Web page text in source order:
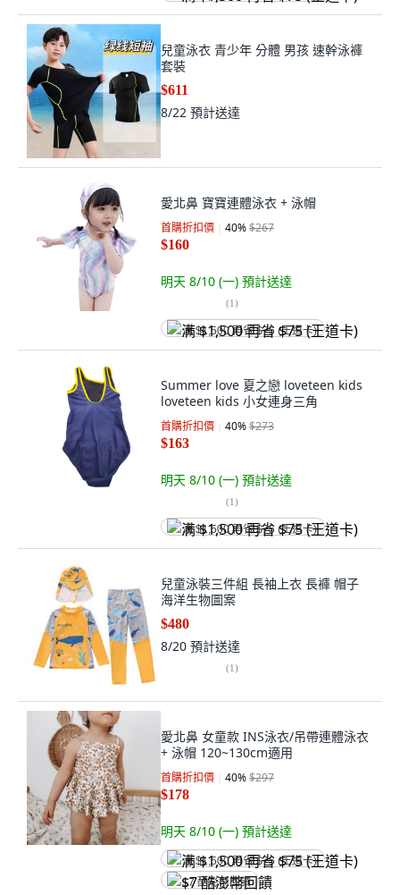
兒童泳衣 青少年 分體 男孩 速幹泳褲
套裝
$611
8/22 預計送達
愛北鼻 寶寶連體泳衣 + 泳帽
首購折扣價 40%$267
$160
明天 8/10 (一) 預計送達
(1)
满 $1,500 再省 $75 (王道卡)
Summer love 夏之戀 loveteen kids
loveteen kids 小女連身三角
首購折扣價 40%$273
$163
明天 8/10 (一) 預計送達
(1)
满 $1,500 再省 $75 (王道卡)
兒童泳裝三件組 長袖上衣 長褲 帽子
海洋生物圖案
$480
8/20 預計送達
(1)
愛北鼻 女童款 INS泳衣/吊帶連體泳衣
+ 泳帽 120~130cm適用
首購折扣價 40%$297
$178
明天 8/10 (一) 預計送達
满 $1,500 再省 $75 (王道卡)
$7 酷澎幣回饋